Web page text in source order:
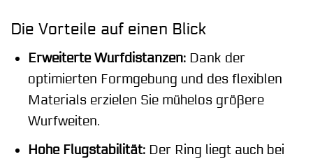
Die Vorteile auf einen Blick
Erweiterte Wurfdistanzen:Dank der
optimierten Formgebung und des flexiblen
Materials erzielen Sie mühelos größere
Wurfweiten.
Hohe Flugstabilität:Der Ring liegt auch bei